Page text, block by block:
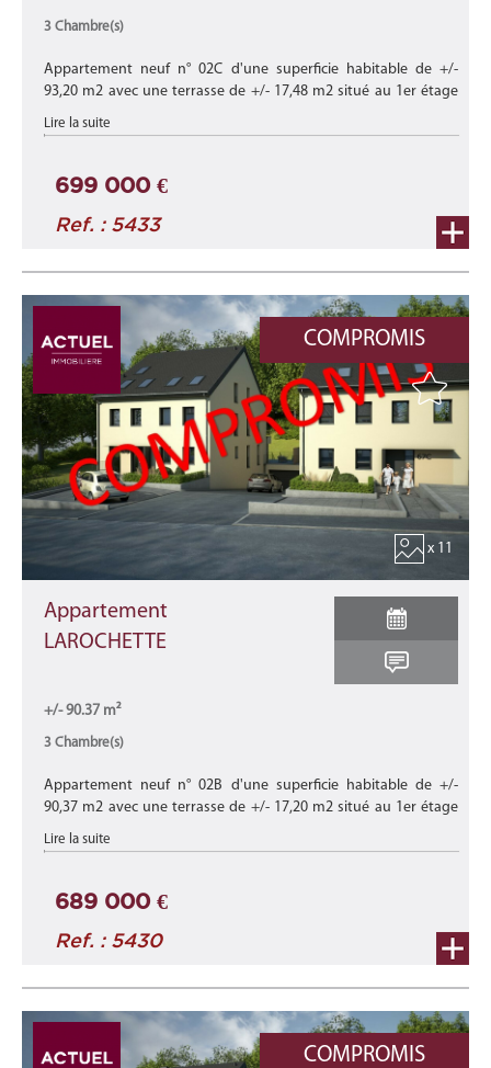
3 Chambre(s)
Appartement neuf n° 02C d'une superficie habitable de +/-
93,20 m2 avec une terrasse de +/- 17,48 m2 situé au 1er étage
du bâtiment '67C' de cette nouvelle résidence "LAROCHETTE"
composée de 6 ...
Lire la suite
699 000 €
Ref. : 5433
COMPROMIS
x 11
Appartement
LAROCHETTE
+/- 90.37 m²
3 Chambre(s)
Appartement neuf n° 02B d'une superficie habitable de +/-
90,37 m2 avec une terrasse de +/- 17,20 m2 situé au 1er étage
du bâtiment '67B' de cette nouvelle résidence "LAROCHETTE"
composée de 6 ...
Lire la suite
689 000 €
Ref. : 5430
COMPROMIS